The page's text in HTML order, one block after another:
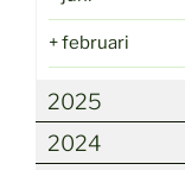
+februari
2025
2024